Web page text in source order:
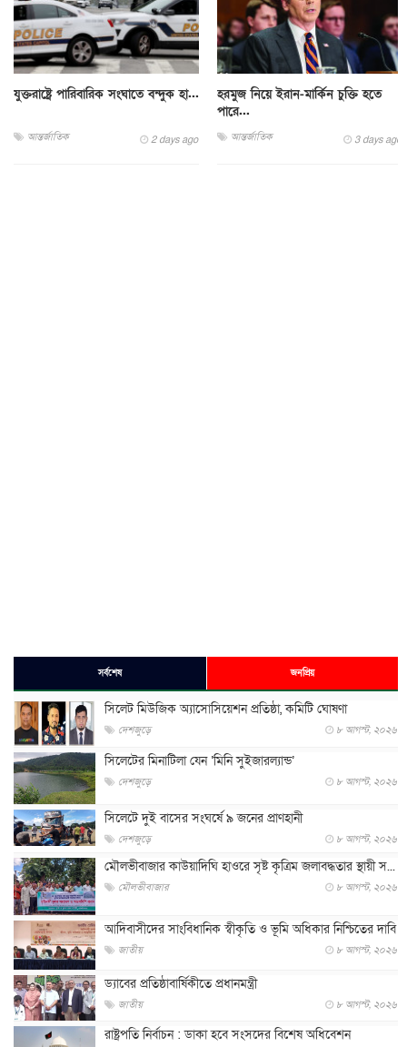
যুক্তরাষ্ট্রে পারিবারিক সংঘাতে বন্দুক হা...
আন্তর্জাতিক 2 days ago
হরমুজ নিয়ে ইরান-মার্কিন চুক্তি হতে
পারে...
আন্তর্জাতিক 3 days ago
সর্বশেষ জনপ্রিয়
সিলেট মিউজিক অ্যাসোসিয়েশন প্রতিষ্ঠা, কমিটি ঘোষণা
দেশজুড়ে ৮ আগস্ট, ২০২৬
সিলেটের মিনাটিলা যেন ‘মিনি সুইজারল্যান্ড’
দেশজুড়ে ৮ আগস্ট, ২০২৬
সিলেটে দুই বাসের সংঘর্ষে ৯ জনের প্রাণহানী
দেশজুড়ে ৮ আগস্ট, ২০২৬
মৌলভীবাজার কাউয়াদিঘি হাওরে সৃষ্ট কৃত্রিম জলাবদ্ধতার স্থায়ী স...
মৌলভীবাজার ৮ আগস্ট, ২০২৬
আদিবাসীদের সাংবিধানিক স্বীকৃতি ও ভূমি অধিকার নিশ্চিতের দাবি
জাতীয় ৮ আগস্ট, ২০২৬
ড্যাবের প্রতিষ্ঠাবার্ষিকীতে প্রধানমন্ত্রী
জাতীয় ৮ আগস্ট, ২০২৬
রাষ্ট্রপতি নির্বাচন : ডাকা হবে সংসদের বিশেষ অধিবেশন